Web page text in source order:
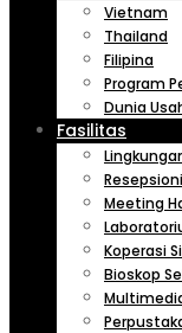
Vietnam
Thailand
Filipina
Program
Dunia
Fasilitas
Meeting
Koperasi
Bioskop